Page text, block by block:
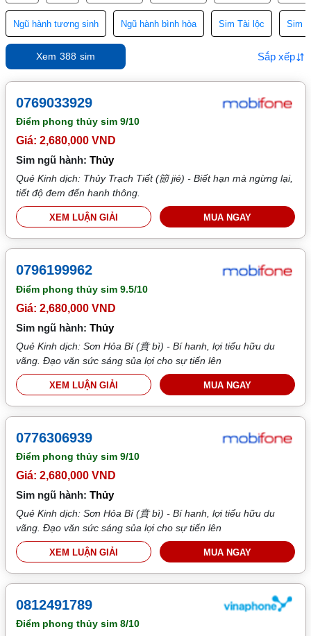
Ngũ hành tương sinh Ngũ hành bình hòa Sim Tài lộc Sim
Xem 388 sim Sắp xếp
0769033929
Điểm phong thủy sim9/10
Giá: 2,680,000 VND
Sim ngũ hành:Thủy
Quẻ Kinh dịch: Thủy Trạch Tiết (節 jié) - Biết hạn mà ngừng lại,
tiết độ đem đến hanh thông.
XEM LUẬN GIẢI MUA NGAY
0796199962
Điểm phong thủy sim9.5/10
Giá: 2,680,000 VND
Sim ngũ hành:Thủy
Quẻ Kinh dịch: Sơn Hỏa Bí (賁 bì) - Bí hanh, lợi tiểu hữu du
vãng. Đạo văn sức sáng sủa lợi cho sự tiến lên
XEM LUẬN GIẢI MUA NGAY
0776306939
Điểm phong thủy sim9/10
Giá: 2,680,000 VND
Sim ngũ hành:Thủy
Quẻ Kinh dịch: Sơn Hỏa Bí (賁 bì) - Bí hanh, lợi tiểu hữu du
vãng. Đạo văn sức sáng sủa lợi cho sự tiến lên
XEM LUẬN GIẢI MUA NGAY
0812491789
Điểm phong thủy sim8/10